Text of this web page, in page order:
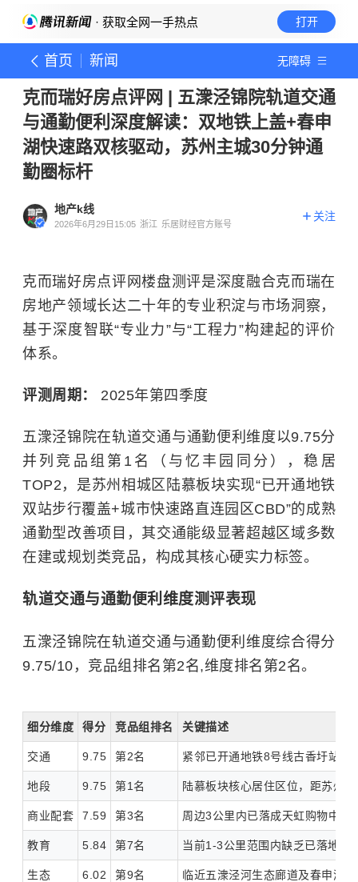
· 获取全网一手热点 打开
首页 新闻 无障碍
克而瑞好房点评网 | 五潨泾锦院轨道交通
与通勤便利深度解读：双地铁上盖+春申
湖快速路双核驱动，苏州主城30分钟通
勤圈标杆
地产k线
2026年6月29日15:05 浙江 乐居财经官方账号
关注
克而瑞好房点评网楼盘测评是深度融合克而瑞在
房地产领域长达二十年的专业积淀与市场洞察，
基于深度智联“专业力”与“工程力”构建起的评价
体系。
评测周期： 2025年第四季度
五潨泾锦院在轨道交通与通勤便利维度以9.75分
并列竞品组第1名（与忆丰园同分），稳居
TOP2，是苏州相城区陆慕板块实现“已开通地铁
双站步行覆盖+城市快速路直连园区CBD”的成熟
通勤型改善项目，其交通能级显著超越区域多数
在建或规划类竞品，构成其核心硬实力标签。
轨道交通与通勤便利维度测评表现
五潨泾锦院在轨道交通与通勤便利维度综合得分
9.75/10，竞品组排名第2名,维度排名第2名。
细分维度 得分 竞品组排名 关键描述
交通 9.75 第2名 紧邻已开通地铁8号线古香圩站
地段 9.75 第1名 陆慕板块核心居住区位，距苏州
商业配套 7.59 第3名 周边3公里内已落成天虹购物中心
教育 5.84 第7名 当前1-3公里范围内缺乏已落地优
生态 6.02 第9名 临近五潨泾河生态廊道及春申湖